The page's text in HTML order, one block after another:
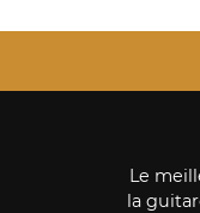
Le
la